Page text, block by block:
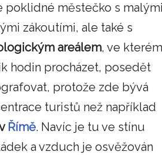
poklidné městečko s
zákoutími, ale také s
areálem, ve kterém
hodin procházet, posedět
protože zde bývá
turistů než například
Římě. Navíc je tu ve stínu
a vzduch je osvěžován